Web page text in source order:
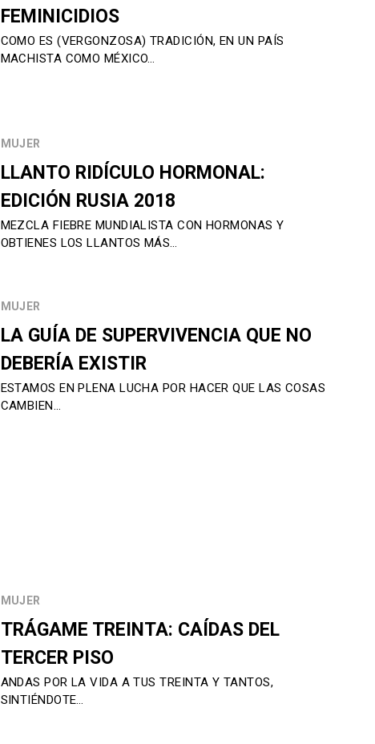
FEMINICIDIOS
COMO ES (VERGONZOSA) TRADICIÓN, EN UN PAÍS
MACHISTA COMO MÉXICO…
MUJER
LLANTO RIDÍCULO HORMONAL:
EDICIÓN RUSIA 2018
MEZCLA FIEBRE MUNDIALISTA CON HORMONAS Y
OBTIENES LOS LLANTOS MÁS…
MUJER
LA GUÍA DE SUPERVIVENCIA QUE NO
DEBERÍA EXISTIR
ESTAMOS EN PLENA LUCHA POR HACER QUE LAS COSAS
CAMBIEN…
MUJER
TRÁGAME TREINTA: CAÍDAS DEL
TERCER PISO
ANDAS POR LA VIDA A TUS TREINTA Y TANTOS,
SINTIÉNDOTE…